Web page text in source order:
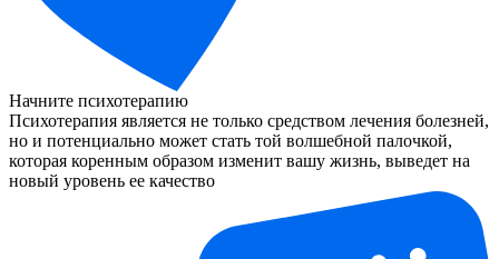
Начните психотерапию
Психотерапия является не только средством лечения болезней,
но и потенциально может стать той волшебной палочкой,
которая коренным образом изменит вашу жизнь, выведет на
новый уровень ее качество